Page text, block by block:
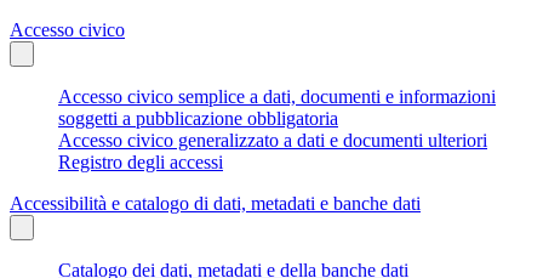
Accesso civico
Accesso civico semplice a dati, documenti e informazioni
soggetti a pubblicazione obbligatoria
Accesso civico generalizzato a dati e documenti ulteriori
Registro degli accessi
Accessibilità e catalogo di dati, metadati e banche dati
Catalogo dei dati, metadati e della banche dati